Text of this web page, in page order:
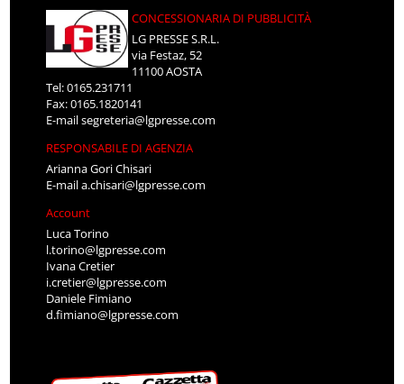
CONCESSIONARIA DI PUBBLICITÀ
LG PRESSE S.R.L.
via Festaz, 52
11100 AOSTA
Tel: 0165.231711
Fax: 0165.1820141
E-mailsegreteria@lgpresse.com
RESPONSABILE DI AGENZIA
Arianna Gori Chisari
E-maila.chisari@lgpresse.com
Account
Luca Torino
l.torino@lgpresse.com
Ivana Cretier
i.cretier@lgpresse.com
Daniele Fimiano
d.fimiano@lgpresse.com